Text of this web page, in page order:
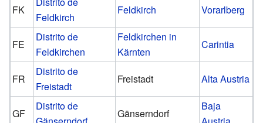
FK
Feldkirch
Feldkirch Vorarlberg
FE
Distrito de
Feldkirchen
Feldkirchen in
Kärnten
Carintia
FR
Distrito de
Freistadt
Freistadt Alta Austria
GF
Distrito de
Gänserndorf
Baja